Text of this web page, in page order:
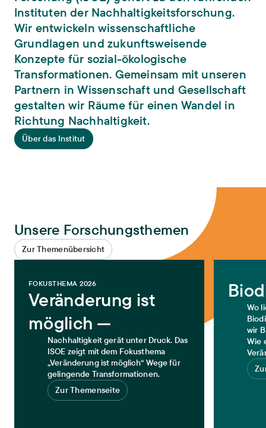
Instituten der Nachhaltigkeitsforschung.
Wir entwickeln wissenschaftliche
Grundlagen und zukunftsweisende
Konzepte für sozial-ökologische
Transformationen. Gemeinsam mit unseren
Partnern in Wissenschaft und Gesellschaft
gestalten wir Räume für einen Wandel in
Richtung Nachhaltigkeit.
Über das Institut
Unsere Forschungsthemen
Zur Themenübersicht
FOKUSTHEMA 2026
Veränderung ist
möglich —
Nachhaltigkeit gerät unter Druck. Das
ISOE zeigt mit dem Fokusthema
„Veränderung ist möglich“ Wege für
gelingende Transformationen.
Zur Themenseite
Wo
wir
Wie